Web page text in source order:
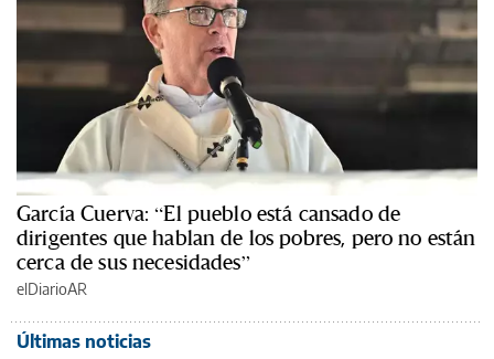
García Cuerva: “El pueblo está cansado de
dirigentes que hablan de los pobres, pero no están
cerca de sus necesidades”
elDiarioAR
Últimas noticias